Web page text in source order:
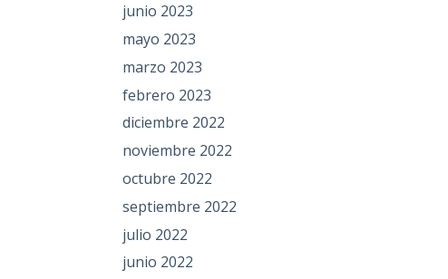
junio 2023
mayo 2023
marzo 2023
febrero 2023
diciembre 2022
noviembre 2022
octubre 2022
septiembre 2022
julio 2022
junio 2022